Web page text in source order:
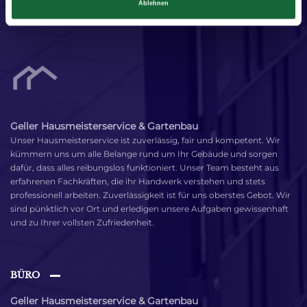
Ablehnen
Geller Hausmeisterservice & Gartenbau
Unser Hausmeisterservice ist zuverlässig, fair und kompetent. Wir
kümmern uns um alle Belange rund um Ihr Gebäude und sorgen
dafür, dass alles reibungslos funktioniert. Unser Team besteht aus
erfahrenen Fachkräften, die ihr Handwerk verstehen und stets
professionell arbeiten. Zuverlässigkeit ist für uns oberstes Gebot. Wir
sind pünktlich vor Ort und erledigen unsere Aufgaben gewissenhaft
und zu Ihrer vollsten Zufriedenheit.
BÜRO
Geller Hausmeisterservice & Gartenbau